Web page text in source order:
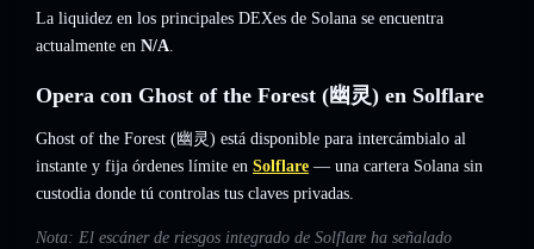
La liquidez en los principales DEXes de Solana se encuentra
actualmente en N/A.
Opera con Ghost of the Forest (幽灵) en Solflare
Ghost of the Forest (幽灵) está disponible para intercámbialo al
instante y fija órdenes límite en Solflare — una cartera Solana sin
custodia donde tú controlas tus claves privadas.
Nota: El escáner de riesgos integrado de Solflare ha señalado